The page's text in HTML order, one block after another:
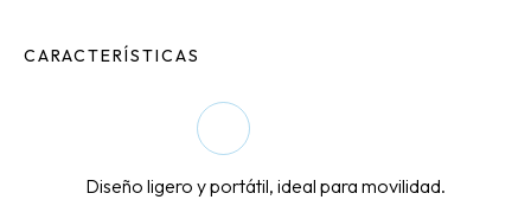
CARACTERÍSTICAS
Diseño ligero y portátil, ideal para movilidad.